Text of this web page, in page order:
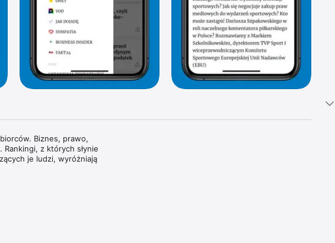
Biznes, prawo,
z których słynie
je ludzi, wyróżniają
Obserwujemy światowe